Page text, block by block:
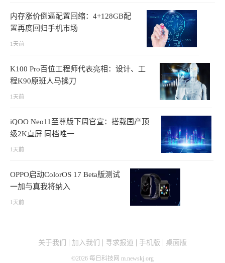
内存涨价倒逼配置回缩：4+128GB配
置再度回归手机市场
1天前
K100 Pro百位工程师代表亮相：设计、工
程K90原班人马操刀
1天前
iQOO Neo11至尊版下周官宣：搭载国产顶
级2K直屏 同档唯一
1天前
OPPO启动ColorOS 17 Beta版测试
一加与真我将纳入
1天前
关于我们 加入我们 寻求报道 手机版 桌面版
©2026 每日科技网 m.newskj.org